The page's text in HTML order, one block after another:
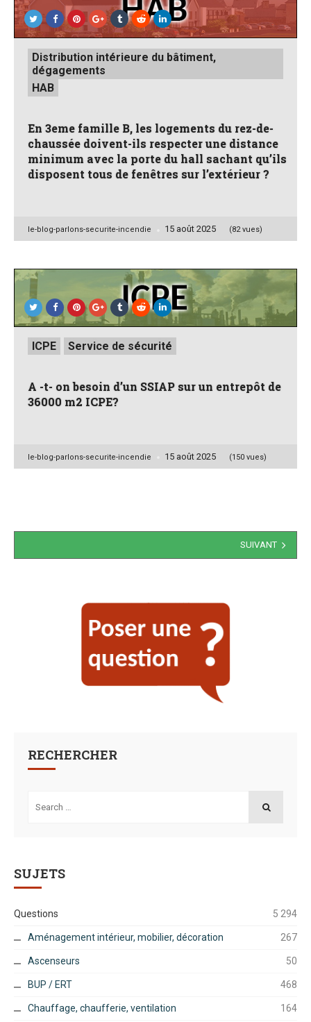
Posted
inDistribution intérieure du bâtiment,
dégagements
HAB
En 3eme famille B, les logements du rez-de-
chaussée doivent-ils respecter une distance
minimum avec la porte du hall sachant qu’ils
disposent tous de fenêtres sur l’extérieur ?
Posted
le-blog-parlons-securite-incendie 15 août 2025 (82 vues)
Posted
inICPE Service de sécurité
A -t- on besoin d’un SSIAP sur un entrepôt de
36000 m2 ICPE?
Posted
le-blog-parlons-securite-incendie 15 août 2025 (150 vues)
Navigation
des
SUIVANT
RECHERCHER
for:
SUJETS
Questions 5 294
Aménagement intérieur, mobilier, décoration 267
Ascenseurs 50
BUP / ERT 468
Chauffage, chaufferie, ventilation 164